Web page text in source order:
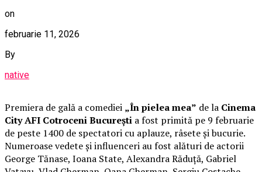
on
februarie 11, 2026
By
native
Premiera de gală a comediei „În pielea mea” de la Cinema
City AFI Cotroceni București a fost primită pe 9 februarie
de peste 1400 de spectatori cu aplauze, râsete și bucurie.
Numeroase vedete și influenceri au fost alături de actorii
George Tănase, Ioana State, Alexandra Răduță, Gabriel